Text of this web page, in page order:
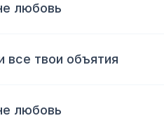
любовь
все твои объятия
любовь